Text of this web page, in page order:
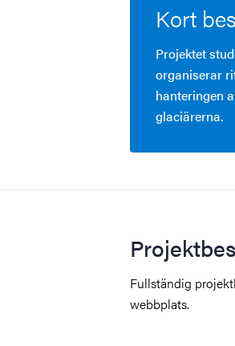
Kort
Projektet
organiserar
hanteringen
glaciärerna.
Fullständig
webbplats.